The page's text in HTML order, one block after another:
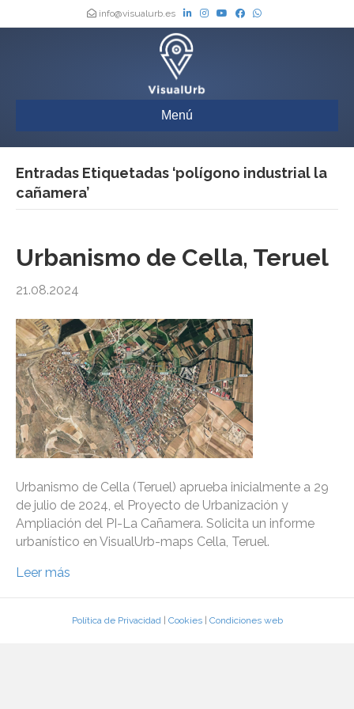
info@visualurb.es
Menú
Entradas Etiquetadas ‘polígono industrial la
cañamera’
Urbanismo de Cella, Teruel
21.08.2024
Urbanismo de Cella (Teruel) aprueba inicialmente a 29
de julio de 2024, el Proyecto de Urbanización y
Ampliación del PI-La Cañamera. Solicita un informe
urbanístico en VisualUrb-maps Cella, Teruel.
Leer más
Política de Privacidad| Cookies| Condiciones web